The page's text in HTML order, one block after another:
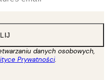
danych osobowych,
Prywatności.